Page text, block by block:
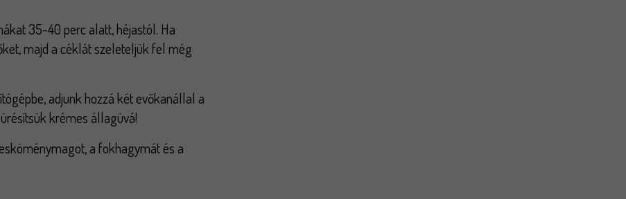
35-40 perc alatt, héjastól. Ha
majd a céklát szeleteljük fel még
adjunk hozzá két evőkanállal a
krémes állagúvá!
a fokhagymát és a